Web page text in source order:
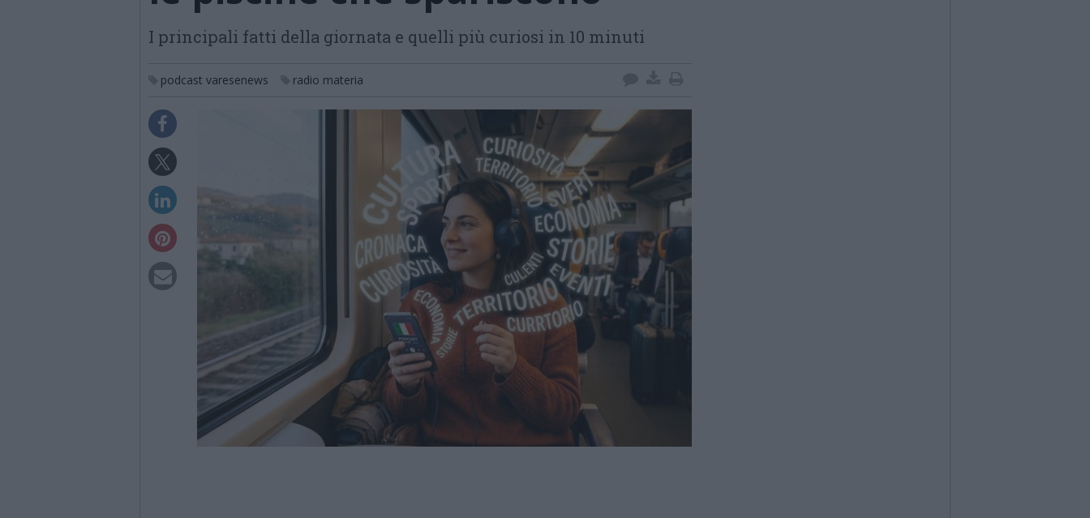
I principali fatti della giornata e quelli più curiosi in 10 minuti
podcast varesenews radio materia